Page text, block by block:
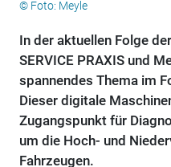
© Foto: Meyle
In der aktuellen Folge
SERVICE PRAXIS und
spannendes Thema im
Dieser digitale
Zugangspunkt für
um die Hoch- und
Fahrzeugen.